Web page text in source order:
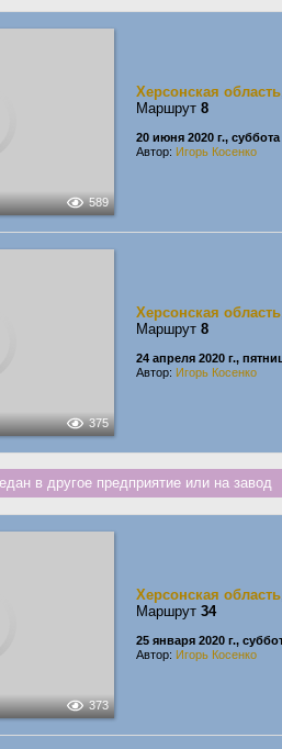
589
Херсонская область
Маршрут 8
20 июня 2020 г., суббота
Автор: Игорь Косенко
375
Херсонская область
Маршрут 8
24 апреля 2020 г.,
Автор: Игорь Косенко
в другое предприятие или на завод
373
Херсонская область
Маршрут 34
25 января 2020 г.,
Автор: Игорь Косенко